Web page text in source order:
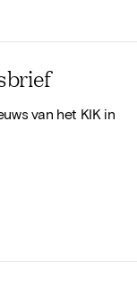
van het KIK in